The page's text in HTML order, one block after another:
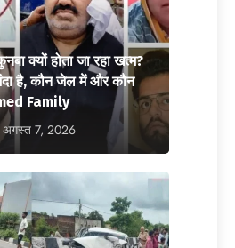
क्यों होता जा रहा खत्म?
है, कौन जेल में और कौन
Family
अगस्त 7, 2026